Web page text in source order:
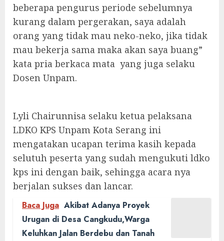
beberapa pengurus periode sebelumnya
kurang dalam pergerakan, saya adalah
orang yang tidak mau neko-neko, jika tidak
mau bekerja sama maka akan saya buang”
kata pria berkaca mata yang juga selaku
Dosen Unpam.
Lyli Chairunnisa selaku ketua pelaksana
LDKO KPS Unpam Kota Serang ini
mengatakan ucapan terima kasih kepada
selutuh peserta yang sudah mengukuti ldko
kps ini dengan baik, sehingga acara nya
berjalan sukses dan lancar.
Baca Juga Akibat Adanya Proyek
Urugan di Desa Cangkudu,Warga
Keluhkan Jalan Berdebu dan Tanah